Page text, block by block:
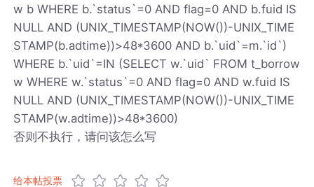
w b WHERE b.`status`=0 AND flag=0 AND b.fuid IS
NULL AND (UNIX_TIMESTAMP(NOW())-UNIX_TIME
STAMP(b.adtime))>48*3600 AND b.`uid`=m.`id`)
WHERE b.`uid`=IN (SELECT w.`uid` FROM t_borrow
w WHERE w.`status`=0 AND flag=0 AND w.fuid IS
NULL AND (UNIX_TIMESTAMP(NOW())-UNIX_TIME
STAMP(w.adtime))>48*3600)
否则不执行，请问该怎么写
给本帖投票